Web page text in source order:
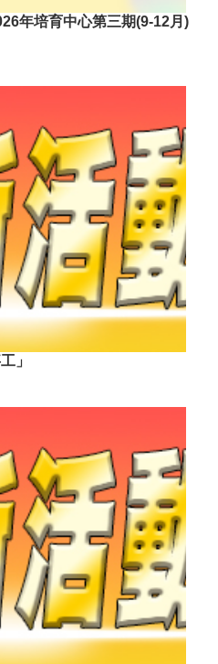
年培育中心第三期(9-12月)
」